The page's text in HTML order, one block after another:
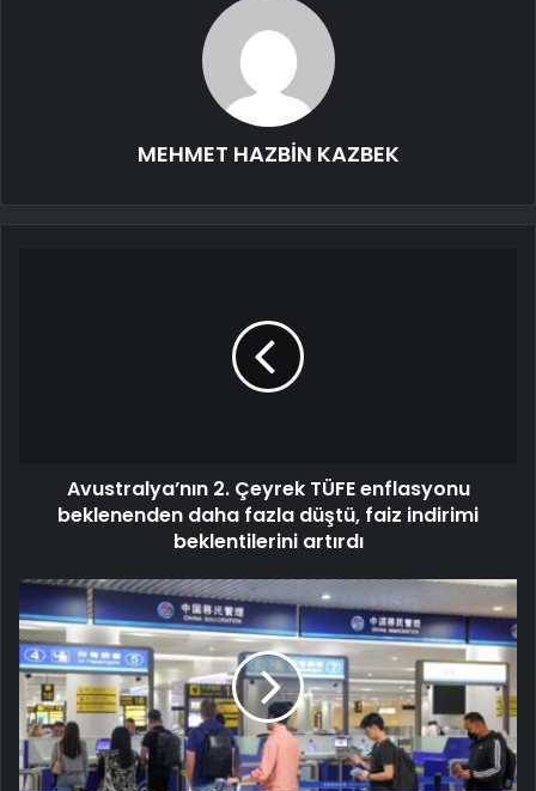
MEHMET HAZBİN KAZBEK
Avustralya’nın 2. Çeyrek TÜFE enflasyonu
beklenenden daha fazla düştü, faiz indirimi
beklentilerini artırdı